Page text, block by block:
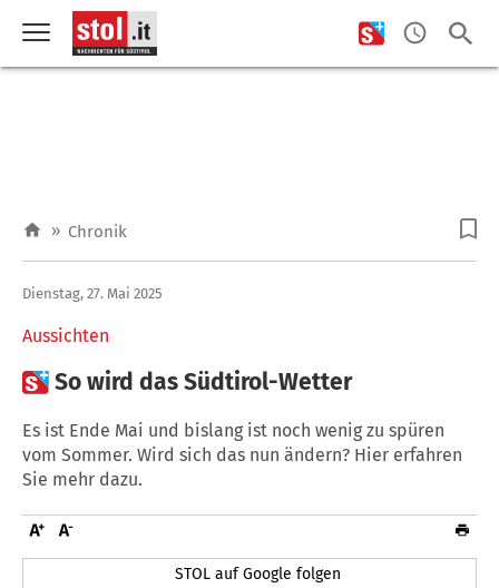
» Chronik
Aussichten
Dienstag, 27. Mai 2025
So wird das Südtirol-Wetter
Es ist Ende Mai und bislang ist noch wenig zu spüren
vom Sommer. Wird sich das nun ändern? Hier erfahren
Sie mehr dazu.
STOL auf Google folgen